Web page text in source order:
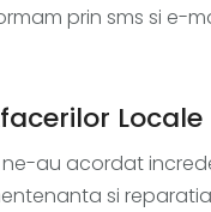
prin sms si e-
Locale
au acordat
si